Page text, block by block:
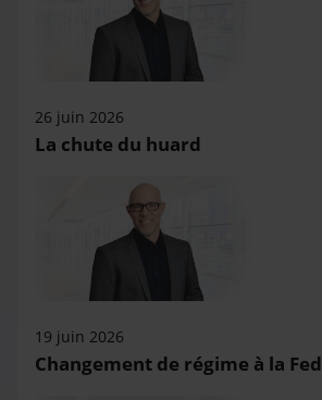
26 juin 2026
La chute du huard
19 juin 2026
Changement de régime à la Fed